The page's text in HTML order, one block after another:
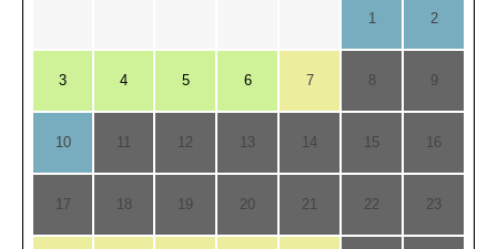
1 2
3 4 5 6 7 8 9
10 11 12 13 14 15 16
17 18 19 20 21 22 23